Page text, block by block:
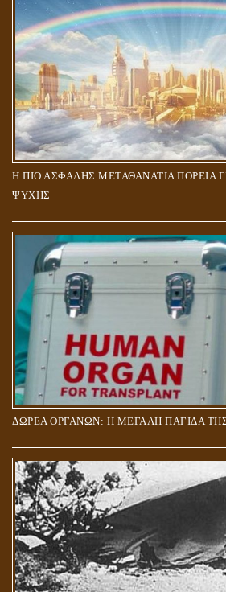
Η ΠΙΟ ΑΣΦΑΛΗΣ ΜΕΤΑΘΑΝΑΤΙΑ ΠΟΡΕΙΑ
ΨΥΧΗΣ
ΔΩΡΕΑ ΟΡΓΑΝΩΝ: Η ΜΕΓΑΛΗ ΠΑΓΙΔΑ